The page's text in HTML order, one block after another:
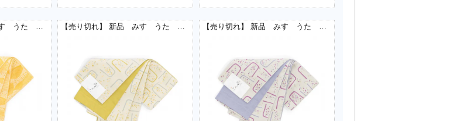
【売り切れ】 新品 みすゞうた 半幅帯 鯨法会 黄色 【売り切れ】 新品 みすゞうた 半幅帯 金米糖の夢 黄色 【売り切れ】 新品 みすゞうた 半幅帯 金米糖の夢 グレー